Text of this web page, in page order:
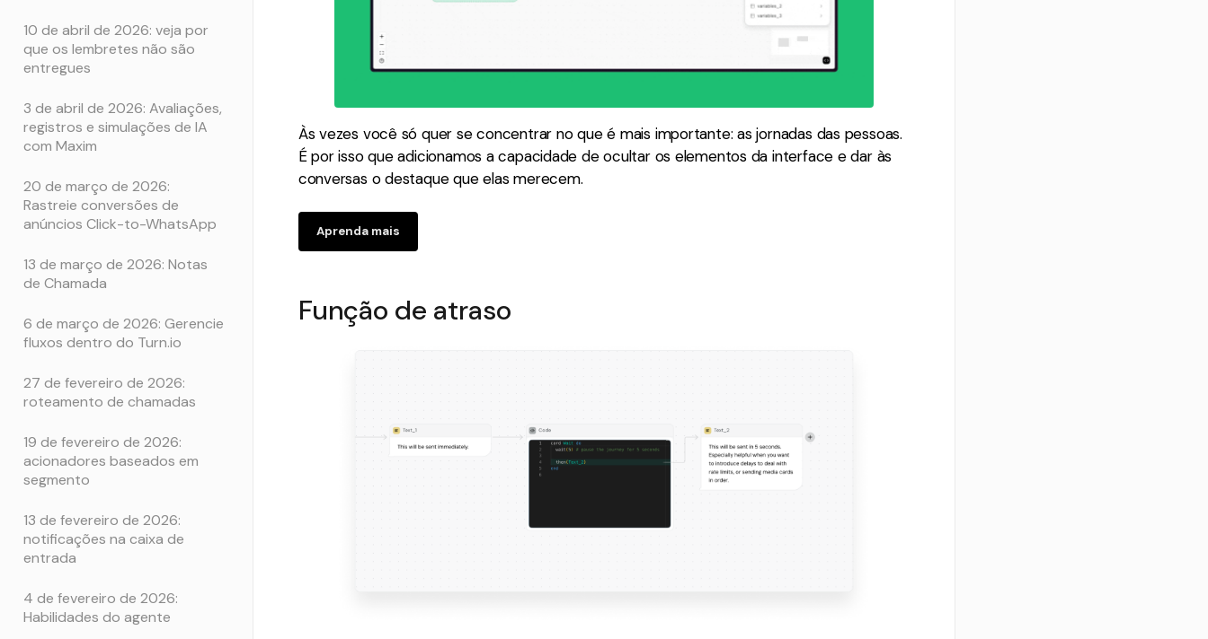
10 de abril de 2026: veja por
que os lembretes não são
entregues
3 de abril de 2026: Avaliações,
registros e simulações de IA
com Maxim
20 de março de 2026:
Rastreie conversões de
anúncios Click-to-WhatsApp
13 de março de 2026: Notas
de Chamada
6 de março de 2026: Gerencie
fluxos dentro do Turn.io
27 de fevereiro de 2026:
roteamento de chamadas
19 de fevereiro de 2026:
acionadores baseados em
segmento
13 de fevereiro de 2026:
notificações na caixa de
entrada
4 de fevereiro de 2026:
Habilidades do agente
Às vezes você só quer se concentrar no que é mais importante: as jornadas das pessoas.
É por isso que adicionamos a capacidade de ocultar os elementos da interface e dar às
conversas o destaque que elas merecem.
Aprenda mais
Função de atraso